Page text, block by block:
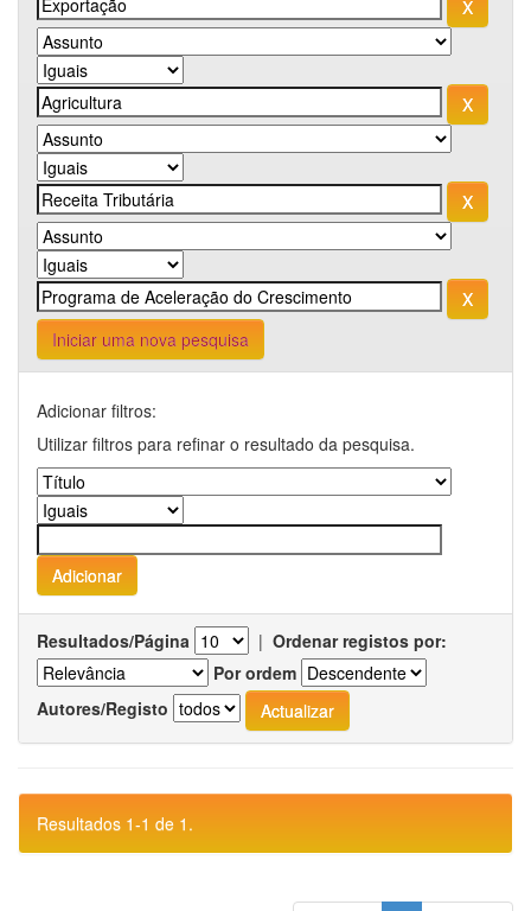
Iniciar uma nova pesquisa
Adicionar filtros:
Utilizar filtros para refinar o resultado da pesquisa.
Resultados/Página | Ordenar registos por:
Por ordem
Autores/Registo
Resultados 1-1 de 1.